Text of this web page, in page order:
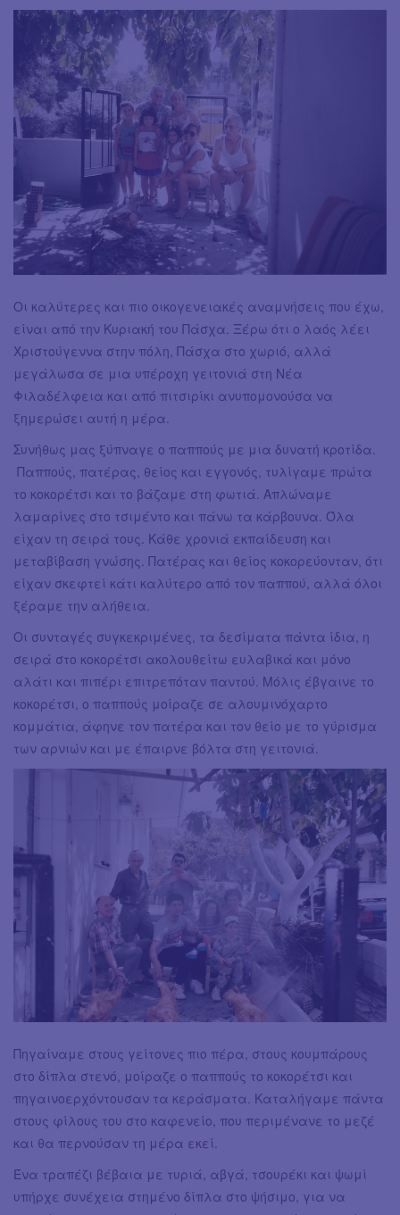
Οι καλύτερες και πιο οικογενειακές αναμνήσεις που έχω,
είναι από την Κυριακή του Πάσχα. Ξέρω ότι ο λαός λέει
Χριστούγεννα στην πόλη, Πάσχα στο χωριό, αλλά
μεγάλωσα σε μια υπέροχη γειτονιά στη Νέα
Φιλαδέλφεια και από πιτσιρίκι ανυπομονούσα να
ξημερώσει αυτή η μέρα.
Συνήθως μας ξύπναγε ο παππούς με μια δυνατή κροτίδα.
Παππούς, πατέρας, θείος και εγγονός, τυλίγαμε πρώτα
το κοκορέτσι και το βάζαμε στη φωτιά. Απλώναμε
λαμαρίνες στο τσιμέντο και πάνω τα κάρβουνα. Όλα
είχαν τη σειρά τους. Κάθε χρονιά εκπαίδευση και
μεταβίβαση γνώσης. Πατέρας και θείος κοκορεύονταν, ότι
είχαν σκεφτεί κάτι καλύτερο από τον παππού, αλλά όλοι
ξέραμε την αλήθεια.
Οι συνταγές συγκεκριμένες, τα δεσίματα πάντα ίδια, η
σειρά στο κοκορέτσι ακολουθείτω ευλαβικά και μόνο
αλάτι και πιπέρι επιτρεπόταν παντού. Μόλις έβγαινε το
κοκορέτσι, ο παππούς μοίραζε σε αλουμινόχαρτο
κομμάτια, άφηνε τον πατέρα και τον θείο με το γύρισμα
των αρνιών και με έπαιρνε βόλτα στη γειτονιά.
Πηγαίναμε στους γείτονες πιο πέρα, στους κουμπάρους
στο δίπλα στενό, μοίραζε ο παππούς το κοκορέτσι και
πηγαινοερχόντουσαν τα κεράσματα. Καταλήγαμε πάντα
στους φίλους του στο καφενείο, που περιμένανε το μεζέ
και θα περνούσαν τη μέρα εκεί.
Ένα τραπέζι βέβαια με τυριά, αβγά, τσουρέκι και ψωμί
υπήρχε συνέχεια στημένο δίπλα στο ψήσιμο, για να